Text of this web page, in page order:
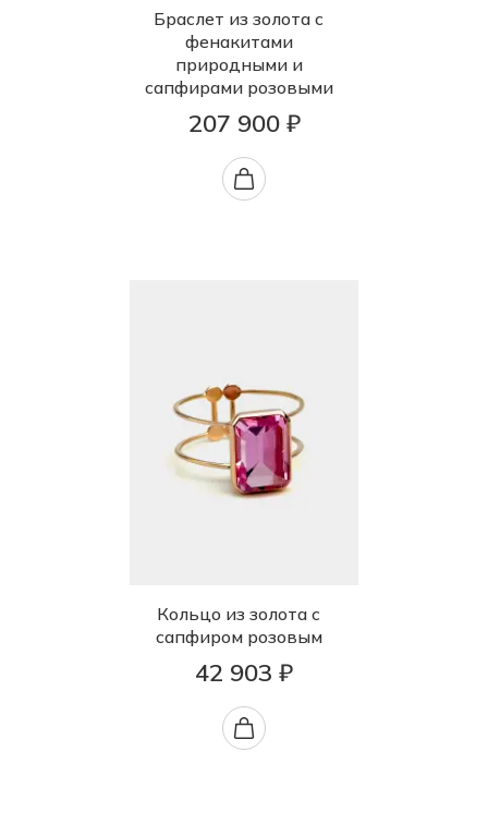
Браслет из золота с
фенакитами
природными и
сапфирами розовыми
207 900 ₽
Кольцо из золота с
сапфиром розовым
42 903 ₽